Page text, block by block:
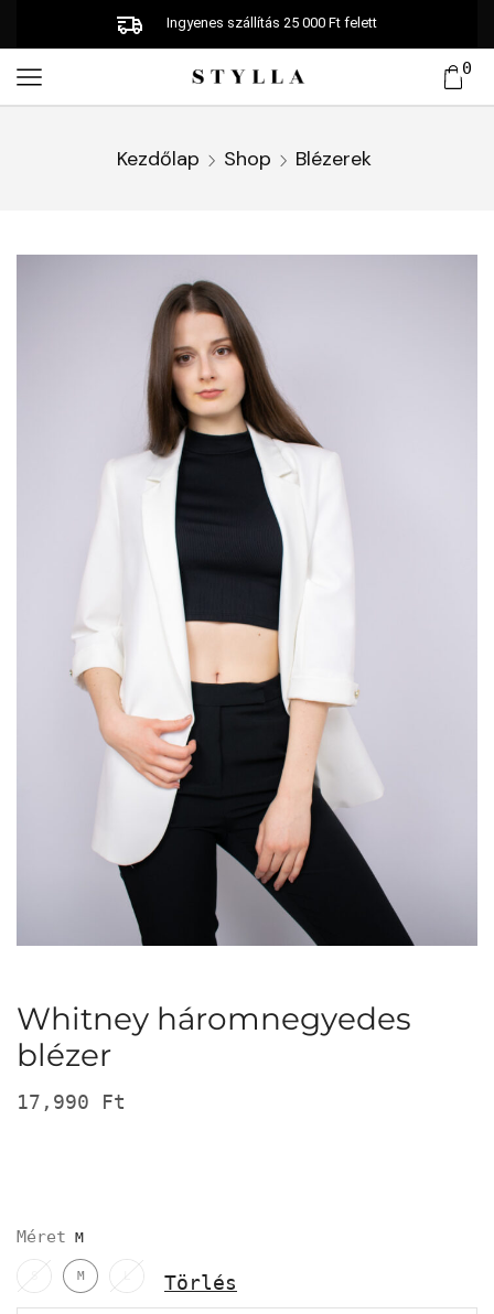
Ingyenes szállítás 25 000 Ft felett
0
Kezdőlap Shop Blézerek
Whitney háromnegyedes
blézer
17,990 Ft
Méret
M Törlés